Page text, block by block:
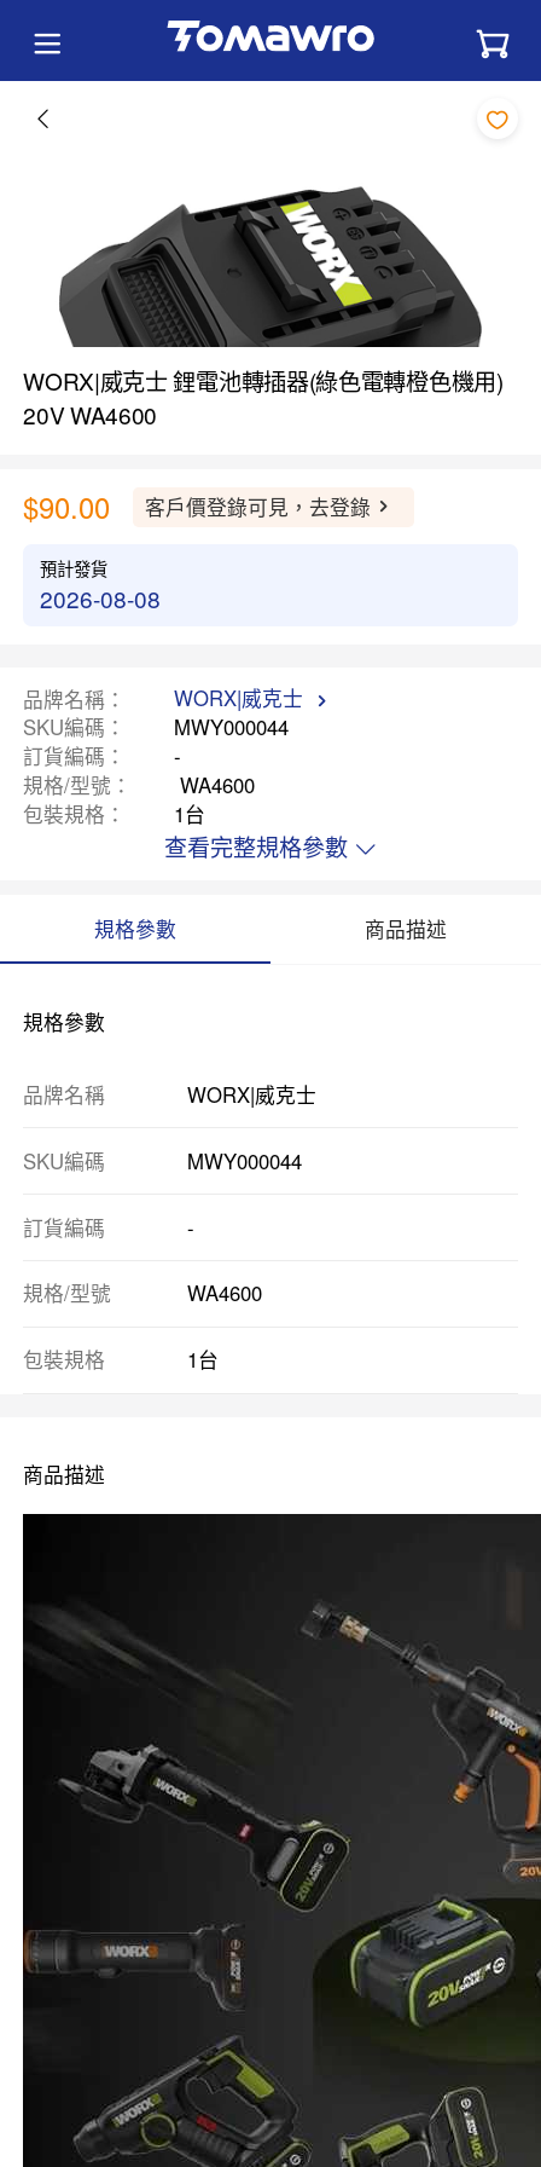
WORX|威克士 鋰電池轉插器(綠色電轉橙色機用)
20V WA4600
$90.00 客戶價登錄可見，去登錄
預計發貨
2026-08-08
品牌名稱
WORX|威克士
SKU編碼
MWY000044
訂貨編碼
-
規格/型號
WA4600
包裝規格
1台
查看完整規格參數
規格參數 商品描述
規格參數
品牌名稱 WORX|威克士
SKU編碼 MWY000044
訂貨編碼 -
規格/型號 WA4600
包裝規格 1台
商品描述